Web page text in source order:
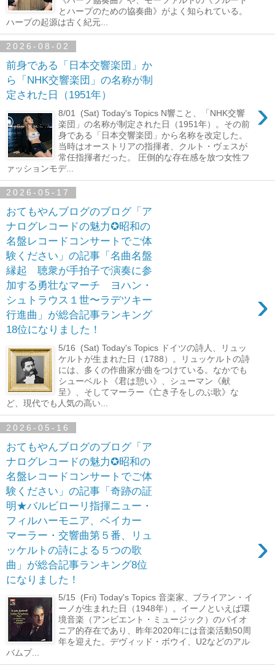
とハープのための協奏曲》がよく知られている。
ハープの起源は古く紀元...
2026-08-02
前身である「日本交響楽団」か
ら「NHK交響楽団」の名称が制
定された日（1951年）
›
8/01 (Sat) Today's Topics N響こと、「NHK交響
楽団」の名称が制定された日（1951年）。その前
身である「日本交響楽団」から名称を改定した。
当時はオーストリアの指揮者、クルト・ヴェスが
常任指揮者だった。 圧倒的な存在感を放つ女性フ
ァッションモデ...
2026-05-17
おてもやんブログのブログ「ア
ナログレコードの魅力✪昭和の
名盤レコードコンサートでご体
験ください」の記事「名曲名盤
縁起 聴衆が手拍子で演奏に参
加する勇壮なマーチ ヨハン・
シュトラウス１世〜ラデツキー
行進曲」が総合記事ランキング
18位になりました！
›
5/16 (Sat) Today's Topics ドイツの詩人、リュッ
ケルトが生まれた日（1788）。リュッケルトの詩
には、多くの作曲家が曲をつけている。なかでも
シューベルト《君は憩い》、シューマン《献
呈》、そしてマーラー《亡き子をしのぶ歌》な
ど、現代でも人気の高い...
2026-05-16
おてもやんブログのブログ「ア
ナログレコードの魅力✪昭和の
名盤レコードコンサートでご体
験ください」の記事「奇跡の証
明★バルビローリ指揮ニュー・
フィルハーモニア、ベイカー
マーラー・交響曲第５番、リュ
ッケルトの詩による５つの歌
曲」が総合記事ランキング8位
になりました！
›
5/15 (Fri) Today's Topics 音楽家、ブライアン・イ
ーノが生まれた日（1948年）。イーノといえば環
境音楽（アンビエント・ミュージック）のパイオ
ニア的存在であり、昨年2020年には音楽活動50周
年を迎えた。デヴィッド・ボウイ、U2などのアル
バムプ...